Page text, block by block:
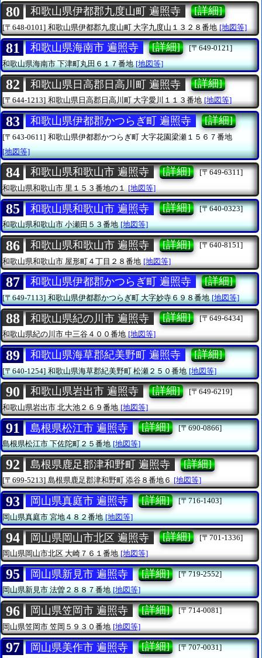
80 和歌山県伊都郡九度山町 遍照寺 [詳細]
[〒648-0101] 和歌山県伊都郡九度山町 大字九度山１３２８番地 [地図等]
81 和歌山県海南市 遍照寺 [詳細]
[〒649-0121]
和歌山県海南市下津町丸田６１７番地 [地図等]
82 和歌山県日高郡日高川町 遍照寺 [詳細]
[〒644-1213] 和歌山県日高郡日高川町大字愛川１１３番地 [地図等]
83 和歌山県伊都郡かつらぎ町 遍照寺 [詳細]
[〒643-0611] 和歌山県伊都郡かつらぎ町 大字花園梁瀬１５６７番地
[地図等]
84 和歌山県和歌山市 遍照寺 [詳細]
[〒649-6311]
和歌山県和歌山市 里１５３番地の１ [地図等]
85 和歌山県和歌山市 遍照寺 [詳細]
[〒640-0323]
和歌山県和歌山市小瀬田５３番地 [地図等]
86 和歌山県和歌山市 遍照寺 [詳細]
[〒640-8151]
和歌山県和歌山市 屋形町４丁目２８番地 [地図等]
87 和歌山県伊都郡かつらぎ町 遍照寺 [詳細]
[〒649-7113] 和歌山県伊都郡かつらぎ町大字妙寺６９８番地 [地図等]
88 和歌山県紀の川市 遍照寺 [詳細]
[〒649-6434]
和歌山県紀の川市中三谷４００番地 [地図等]
89 和歌山県海草郡紀美野町 遍照寺 [詳細]
[〒640-1254] 和歌山県海草郡紀美野町松瀬２５０番地 [地図等]
90 和歌山県岩出市 遍照寺 [詳細]
[〒649-6219]
和歌山県岩出市 北大池２６９番地 [地図等]
91 島根県松江市 遍照寺 [詳細]
[〒690-0866]
島根県松江市下佐陀町２５番地 [地図等]
92 島根県鹿足郡津和野町 遍照寺 [詳細]
[〒699-5213] 島根県鹿足郡津和野町添谷８番地６ [地図等]
93 岡山県真庭市 遍照寺 [詳細]
[〒716-1403]
岡山県真庭市宮地４８２番地 [地図等]
94 岡山県岡山市北区 遍照寺 [詳細]
[〒701-1336]
岡山県岡山市北区大崎７６１番地 [地図等]
95 岡山県新見市 遍照寺 [詳細]
[〒719-2552]
岡山県新見市法曽２８８７番地 [地図等]
96 岡山県笠岡市 遍照寺 [詳細]
[〒714-0081]
岡山県笠岡市 笠岡５９３０番地 [地図等]
97 岡山県美作市 遍照寺 [詳細]
[〒707-0031]